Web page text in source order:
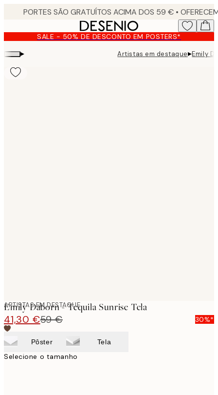
content. SALE - 50% DE DESCONTO EM POSTERS*
▸ Artistas em destaque▸Emily
ARTISTAS EM DESTAQUE
Emily Daborn - Tequila Sunrise Tela
41,30 €59 € 30%*
Pôster Tela
Selecione o tamanho